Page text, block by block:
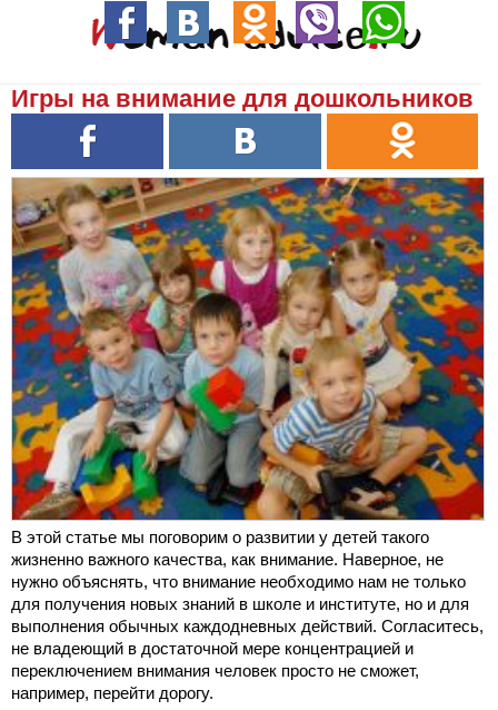
Игры на внимание для дошкольников
В этой статье мы поговорим о развитии у детей такого
жизненно важного качества, как внимание. Наверное, не
нужно объяснять, что внимание необходимо нам не только
для получения новых знаний в школе и институте, но и для
выполнения обычных каждодневных действий. Согласитесь,
не владеющий в достаточной мере концентрацией и
переключением внимания человек просто не сможет,
например, перейти дорогу.